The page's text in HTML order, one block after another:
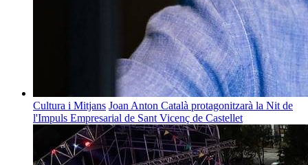
Cultura i Mitjans Joan Anton Català protagonitzarà la Nit de
l'Impuls Empresarial de Sant Vicenç de Castellet